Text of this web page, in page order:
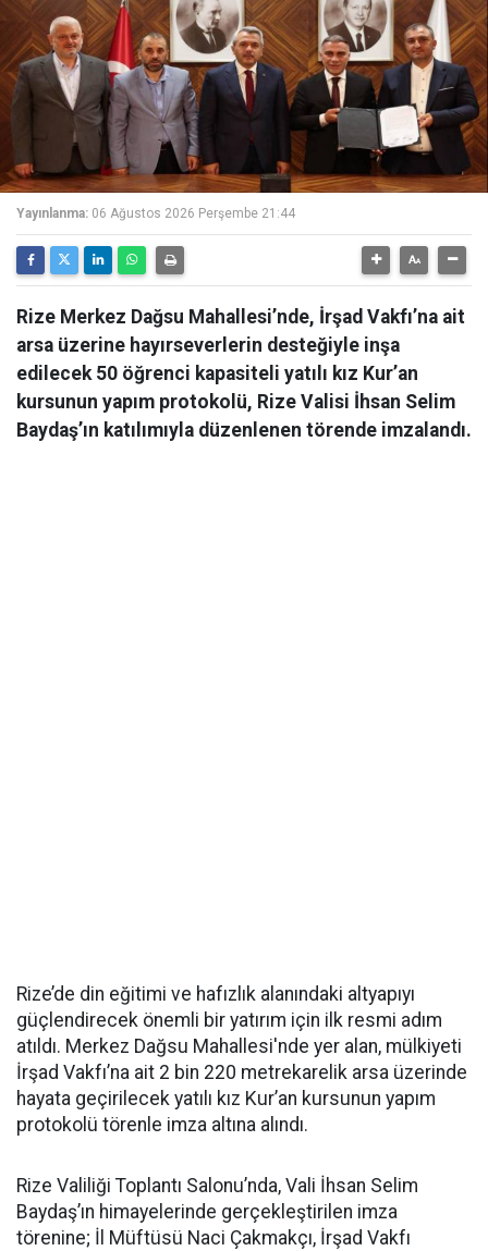
Yayınlanma: 06 Ağustos 2026 Perşembe 21:44
Rize Merkez Dağsu Mahallesi’nde, İrşad Vakfı’na ait
arsa üzerine hayırseverlerin desteğiyle inşa
edilecek 50 öğrenci kapasiteli yatılı kız Kur’an
kursunun yapım protokolü, Rize Valisi İhsan Selim
Baydaş’ın katılımıyla düzenlenen törende imzalandı.
Rize’de din eğitimi ve hafızlık alanındaki altyapıyı
güçlendirecek önemli bir yatırım için ilk resmi adım
atıldı. Merkez Dağsu Mahallesi'nde yer alan, mülkiyeti
İrşad Vakfı’na ait 2 bin 220 metrekarelik arsa üzerinde
hayata geçirilecek yatılı kız Kur’an kursunun yapım
protokolü törenle imza altına alındı.
Rize Valiliği Toplantı Salonu’nda, Vali İhsan Selim
Baydaş’ın himayelerinde gerçekleştirilen imza
törenine; İl Müftüsü Naci Çakmakçı, İrşad Vakfı